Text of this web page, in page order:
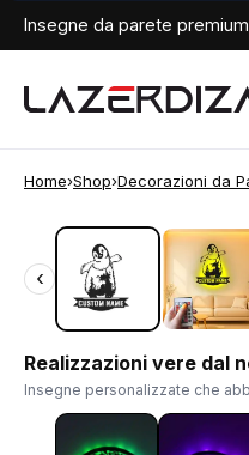
Insegne da parete
Home›Shop›Decorazioni da
‹
‹
Realizzazioni vere dal
Insegne personalizzate che